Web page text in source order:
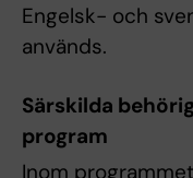
Engelsk- och
används.
Särskilda
program
Inom